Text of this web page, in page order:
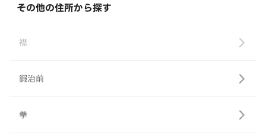
その他の住所から探す
襟
鍜治前
拳